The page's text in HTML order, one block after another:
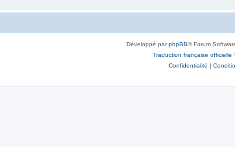
Développé parphpBB® Forum
Traduction française officielle
Confidentialité |